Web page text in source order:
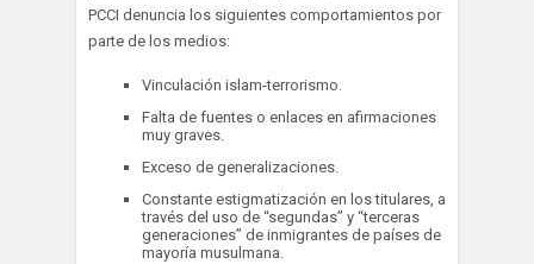
PCCI denuncia los siguientes comportamientos por
parte de los medios:
Vinculación islam-terrorismo.
Falta de fuentes o enlaces en afirmaciones
muy graves.
Exceso de generalizaciones.
Constante estigmatización en los titulares, a
través del uso de “segundas” y “terceras
generaciones” de inmigrantes de países de
mayoría musulmana.